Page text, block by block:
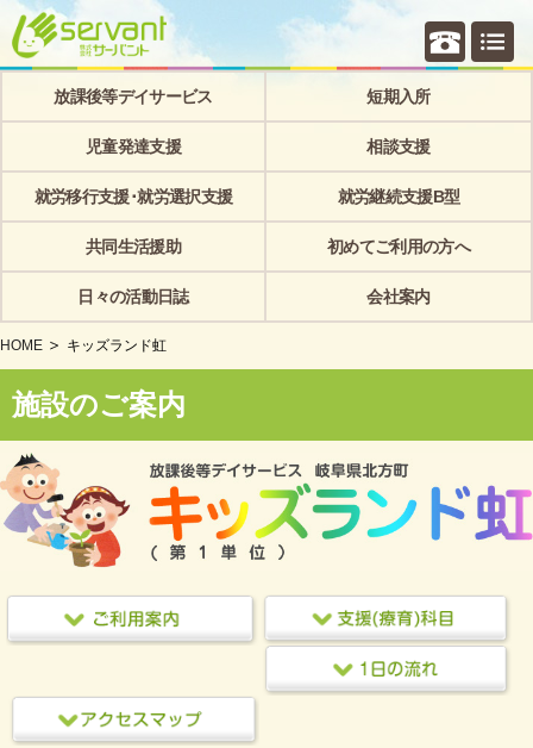
個別相
放課後等デイサービス 短期入所
児童発達支援 相談支援
就労移行支援･就労選択支援 就労継続支援B型
共同生活援助 初めてご利用の方へ
日々の活動日誌 会社案内
HOME キッズランド虹
施設のご案内